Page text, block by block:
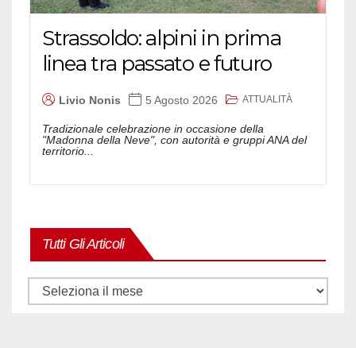
Strassoldo: alpini in prima
linea tra passato e futuro
Livio Nonis 5 Agosto 2026 ATTUALITÀ
Tradizionale celebrazione in occasione della
"Madonna della Neve", con autorità e gruppi ANA del
territorio...
Tutti Gli Articoli
Tutti